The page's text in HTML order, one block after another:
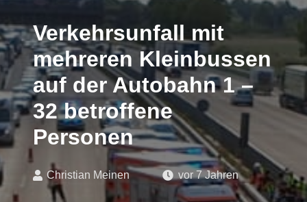
Verkehrsunfall mit
mehreren Kleinbussen
auf der Autobahn 1 –
32 betroffene
Personen
Christian Meinen vor 7 Jahren